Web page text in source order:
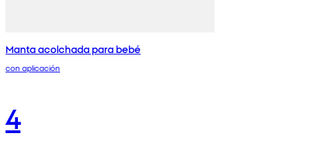
Manta acolchada para bebé
con aplicación
4